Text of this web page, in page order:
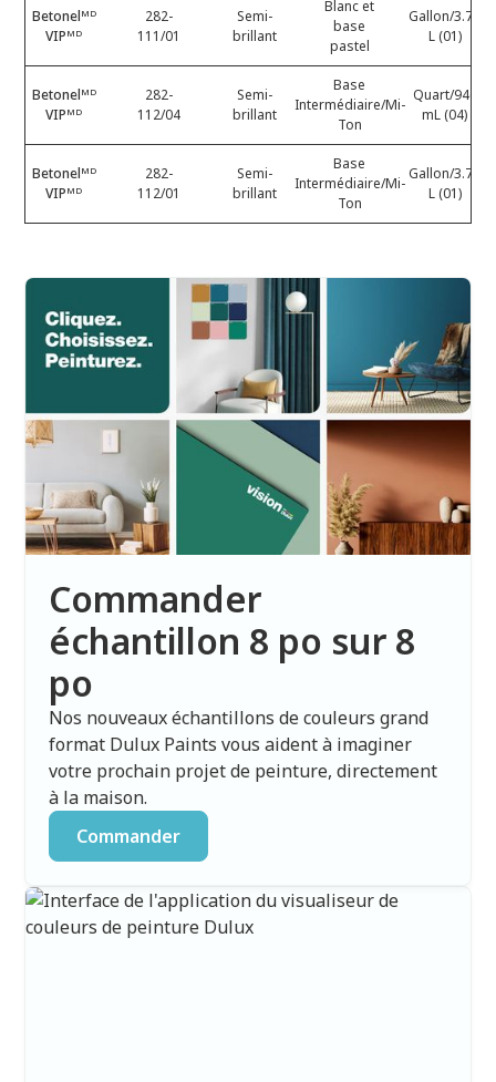
Betonelᴹᴰ
VIPᴹᴰ
282-
111/01
Semi-
brillant
Blanc et
base
pastel
Gallon/3.78
L (01)
Betonelᴹᴰ
VIPᴹᴰ
282-
112/04
Semi-
brillant
Base
Intermédiaire/Mi-
Ton
Quart/946
mL (04)
Betonelᴹᴰ
VIPᴹᴰ
282-
112/01
Semi-
brillant
Base
Intermédiaire/Mi-
Ton
Gallon/3.78
L (01)
Commander
échantillon 8 po sur 8
po
Nos nouveaux échantillons de couleurs grand
format Dulux Paints vous aident à imaginer
votre prochain projet de peinture, directement
à la maison.
Commander